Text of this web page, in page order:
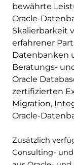
bewährte
Oracle-
Skalierbarkeit
erfahrener
Datenbanken
Beratungs-
Oracle
zertifizierten
Migration,
Oracle-
Zusätzlich
Consulting- und